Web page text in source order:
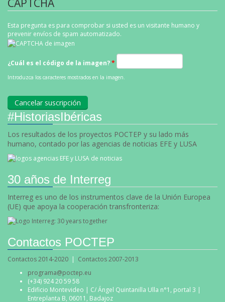
CAPTCHA
Esta pregunta es para comprobar si usted es un visitante humano y
prevenir envíos de spam automatizado.
¿Cuál es el código de la imagen?*
Introduzca los caracteres mostrados en la imagen.
#HistoriasIbéricas
Los resultados de los proyectos POCTEP y su lado más
humano, contado por las agencias de noticias EFE y LUSA
30 años de Interreg
Interreg es uno de los instrumentos clave de la Unión Europea
(UE) que apoya la cooperación transfronteriza:
Contactos POCTEP
Contactos 2014-2020 | Contactos 2007-2013
programa@poctep.eu
(+34) 924 20 59 58
Edificio Montevideo | C/ Ángel Quintanilla Ulla n°1, portal 3 |
Entreplanta B, 06011, Badajoz